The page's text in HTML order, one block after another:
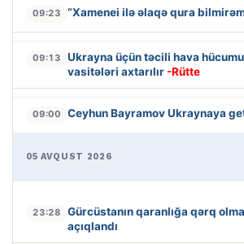
09:23 “Xamenei ilə əlaqə qura
09:13
Ukrayna üçün təcili hava
vasitələri axtarılır -Rütte
09:00 Ceyhun Bayramov Ukraynaya
05 AVQUST 2026
23:28
Gürcüstanın qaranlığa qərq
açıqlandı